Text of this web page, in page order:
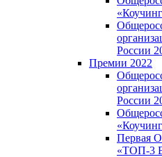
России
Премии 2022
России
Первая
«ТОП-3